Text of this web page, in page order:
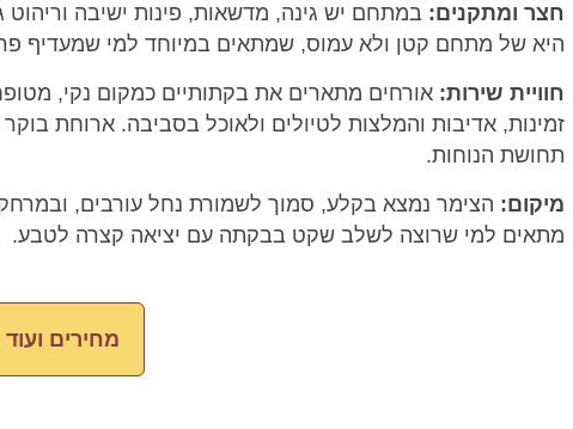
חצר ומתקנים: במתחם יש גינה, מדשאות, פינות ישיבה
היא של מתחם קטן ולא עמוס, שמתאים במיוחד למי שמעדיף
חוויית שירות: אורחים מתארים את בקתותיים כמקום נקי,
זמינות, אדיבות והמלצות לטיולים ולאוכל בסביבה. ארוחת
תחושת הנוחות.
מיקום: הצימר נמצא בקלע, סמוך לשמורת נחל עורבים,
מתאים למי שרוצה לשלב שקט בבקתה עם יציאה קצרה לטבע.
מחירים ועוד